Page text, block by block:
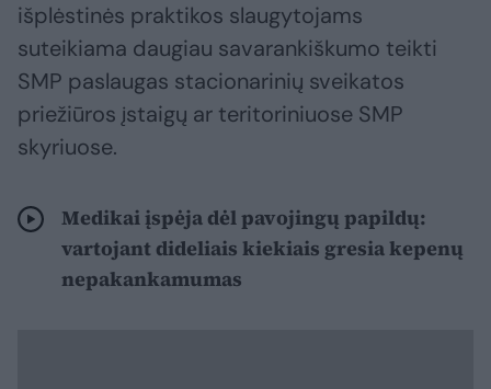
išplėstinės praktikos slaugytojams
suteikiama daugiau savarankiškumo teikti
SMP paslaugas stacionarinių sveikatos
priežiūros įstaigų ar teritoriniuose SMP
skyriuose.
Medikai įspėja dėl pavojingų papildų:
vartojant dideliais kiekiais gresia kepenų
nepakankamumas